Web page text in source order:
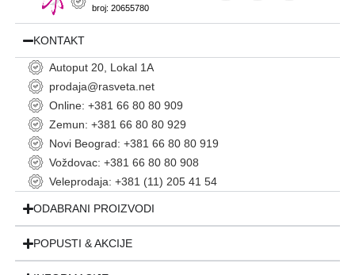
broj: 20655780
KONTAKT
Autoput 20, Lokal 1A
prodaja@rasveta.net
Online: +381 66 80 80 909
Zemun: +381 66 80 80 929
Novi Beograd: +381 66 80 80 919
Voždovac: +381 66 80 80 908
Veleprodaja: +381 (11) 205 41 54
ODABRANI PROIZVODI
POPUSTI & AKCIJE